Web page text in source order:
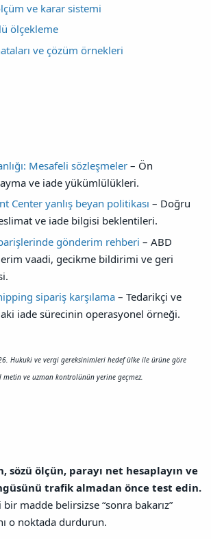
ve karar sistemi
ölçekleme
ve çözüm örnekleri
Mesafeli sözleşmeler – Ön
ve iade yükümlülükleri.
Center yanlış beyan politikası – Doğru
ve iade bilgisi beklentileri.
gönderim rehberi – ABD
vaadi, gecikme bildirimi ve geri
sipariş karşılama – Tedarikçi ve
iade sürecinin operasyonel örneği.
Hukuki ve vergi gereksinimleri hedef ülke ile ürüne göre
ve uzman kontrolünün yerine geçmez.
sözü ölçün, parayı net hesaplayın ve
trafik almadan önce test edin.
madde belirsizse “sonra bakarız”
o noktada durdurun.